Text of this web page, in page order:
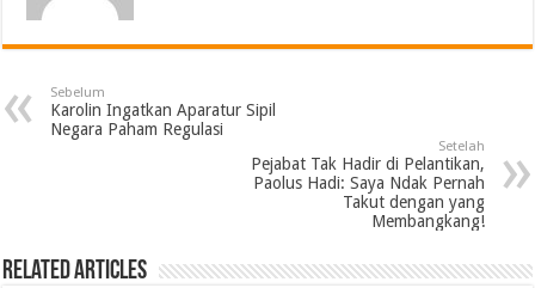
Sebelum
Karolin Ingatkan Aparatur Sipil
Negara Paham Regulasi
Setelah
Pejabat Tak Hadir di Pelantikan,
Paolus Hadi: Saya Ndak Pernah
Takut dengan yang
Membangkang!
Related Articles